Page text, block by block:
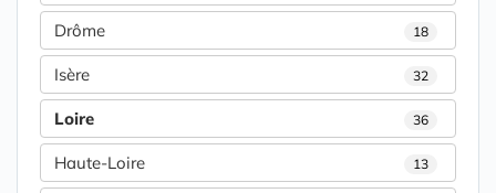
Drôme 18
Isère 32
Loire 36
Haute-Loire 13